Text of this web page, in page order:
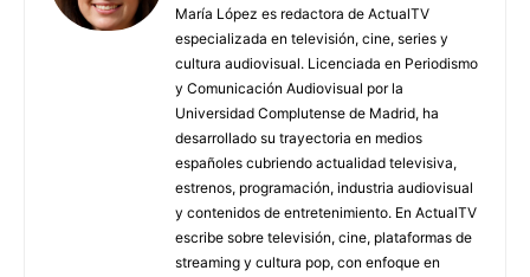
María López es redactora de ActualTV
especializada en televisión, cine, series y
cultura audiovisual. Licenciada en Periodismo
y Comunicación Audiovisual por la
Universidad Complutense de Madrid, ha
desarrollado su trayectoria en medios
españoles cubriendo actualidad televisiva,
estrenos, programación, industria audiovisual
y contenidos de entretenimiento. En ActualTV
escribe sobre televisión, cine, plataformas de
streaming y cultura pop, con enfoque en